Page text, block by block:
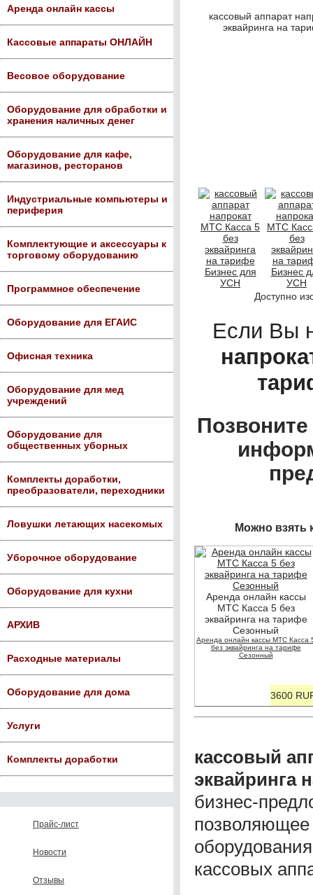
Аренда онлайн кассы
Кассовые аппараты ОНЛАЙН
Весовое оборудование
Оборудование для обработки и
хранения наличных денег
Оборудование для кафе,
магазинов, ресторанов
Индустриальные компьютеры и
периферия
Комплектующие и аксессуары к
торговому оборудованию
Программное обеспечение
Оборудование для ЕГАИС
Офисная техника
Оборудование для мед
учреждений
Оборудование для
общественных уборных
Комплекты доработки,
преобразователи, переходники
Ловушки летающих насекомых
Уборочное оборудование
Оборудование для кухни
АРХИВ
Расходные материалы
Оборудование для дома
Услуги
Комплекты доработки
Прайс-лист
Новости
Отзывы
кассовый аппарат
эквайринга на
Доступно
Если Вы
Можно взять
Аренда онлайн кассы
МТС Касса 5 без
эквайринга на тарифе
Сезонный
Аренда онлайн кассы МТС Касса
без эквайринга на тарифе
Сезонный
3600
кассовый
эквайринга
бизнес-
позволяющее
кассовых